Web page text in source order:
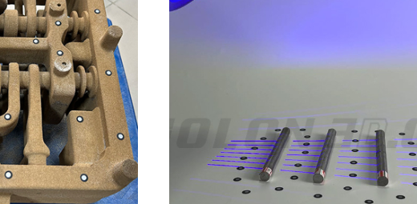
大型模具三维检测